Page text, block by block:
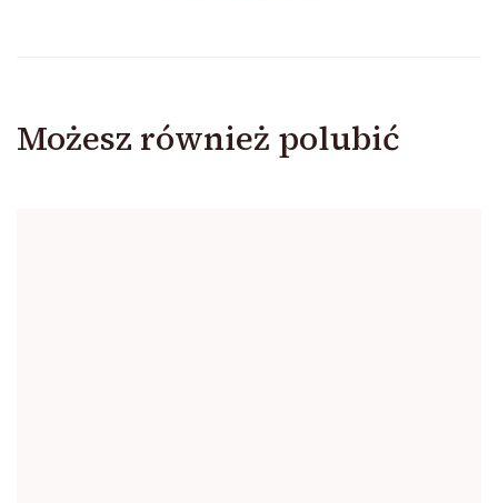
Możesz również polubić